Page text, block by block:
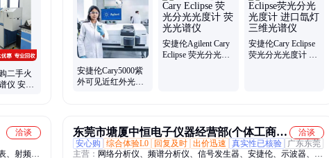
二手火
仪 安捷
安捷伦Cary5000紫
外可见近红外光谱
安捷伦Agilent Cary
Eclipse 荧光分光光
安捷伦Cary Eclipse
荧光分光光度计 进
洽谈
、射频阻
东莞市塘厦中恒电子仪器经营部(个体工商
户)
洽谈
安心购
综合体验L0 回复及时 出价迅速 真实性已核验
广东东莞
主营： 网络分析仪、频谱分析仪、信号发生器、安捷伦、示波器、数